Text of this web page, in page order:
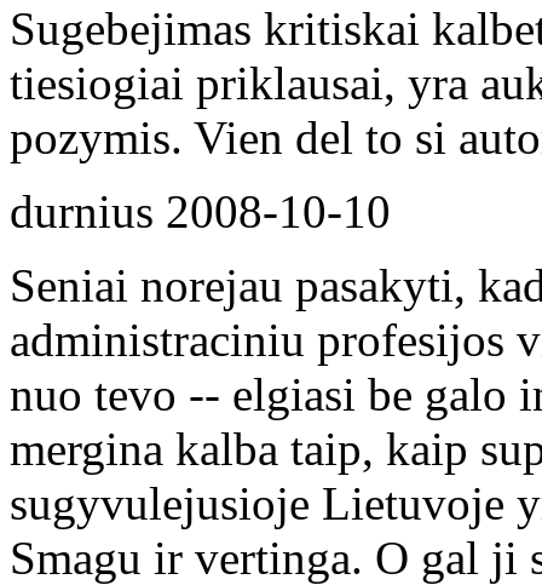
Sugebejimas kritiskai
tiesiogiai priklausai, yra
pozymis. Vien del to si
durnius 2008-10-10
Seniai norejau pasakyti,
administraciniu profesijos
nuo tevo -- elgiasi be galo
mergina kalba taip, kaip
sugyvulejusioje Lietuvoje
Smagu ir vertinga. O gal ji